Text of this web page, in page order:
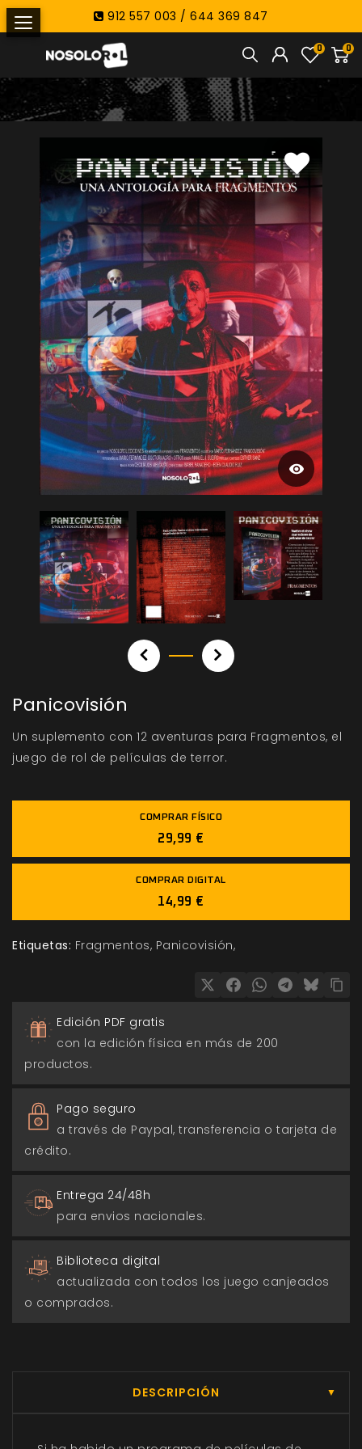
912 557 003 / 644 369 847
0
0
Panicovisión
Un suplemento con 12 aventuras para Fragmentos, el
juego de rol de películas de terror.
COMPRAR FÍSICO
29,99 €
COMPRAR DIGITAL
14,99 €
Etiquetas: Fragmentos Panicovisión
Edición PDF gratis
con la edición física en más de 200
productos.
Pago seguro
a través de Paypal, transferencia o tarjeta de
crédito.
Entrega 24/48h
para envios nacionales.
Biblioteca digital
actualizada con todos los juego canjeados
o comprados.
DESCRIPCIÓN ▼